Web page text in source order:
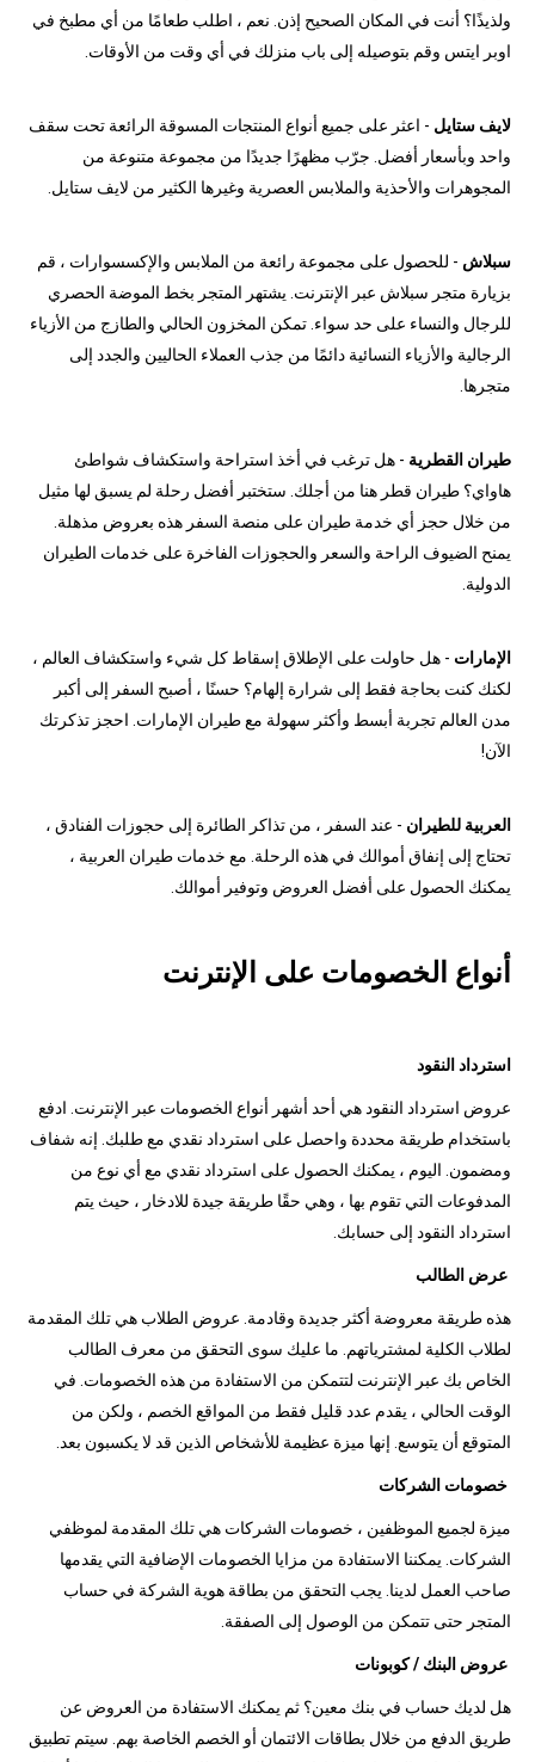
ولذيذًا؟ أنت في المكان الصحيح إذن. نعم ، اطلب طعامًا من أي مطبخ في
اوبر ايتس وقم بتوصيله إلى باب منزلك في أي وقت من الأوقات.
لايف ستايل - اعثر على جميع أنواع المنتجات المسوقة الرائعة تحت سقف
واحد وبأسعار أفضل. جرّب مظهرًا جديدًا من مجموعة متنوعة من
المجوهرات والأحذية والملابس العصرية وغيرها الكثير من لايف ستايل.
سبلاش - للحصول على مجموعة رائعة من الملابس والإكسسوارات ، قم
بزيارة متجر سبلاش عبر الإنترنت. يشتهر المتجر بخط الموضة الحصري
للرجال والنساء على حد سواء. تمكن المخزون الحالي والطازج من الأزياء
الرجالية والأزياء النسائية دائمًا من جذب العملاء الحاليين والجدد إلى
متجرها.
طيران القطرية - هل ترغب في أخذ استراحة واستكشاف شواطئ
هاواي؟ طيران قطر هنا من أجلك. ستختبر أفضل رحلة لم يسبق لها مثيل
من خلال حجز أي خدمة طيران على منصة السفر هذه بعروض مذهلة.
يمنح الضيوف الراحة والسعر والحجوزات الفاخرة على خدمات الطيران
الدولية.
الإمارات - هل حاولت على الإطلاق إسقاط كل شيء واستكشاف العالم ،
لكنك كنت بحاجة فقط إلى شرارة إلهام؟ حسنًا ، أصبح السفر إلى أكبر
مدن العالم تجربة أبسط وأكثر سهولة مع طيران الإمارات. احجز تذكرتك
الآن!
العربية للطيران - عند السفر ، من تذاكر الطائرة إلى حجوزات الفنادق ،
تحتاج إلى إنفاق أموالك في هذه الرحلة. مع خدمات طيران العربية ،
يمكنك الحصول على أفضل العروض وتوفير أموالك.
أنواع الخصومات على الإنترنت
استرداد النقود
عروض استرداد النقود هي أحد أشهر أنواع الخصومات عبر الإنترنت. ادفع
باستخدام طريقة محددة واحصل على استرداد نقدي مع طلبك. إنه شفاف
ومضمون. اليوم ، يمكنك الحصول على استرداد نقدي مع أي نوع من
المدفوعات التي تقوم بها ، وهي حقًا طريقة جيدة للادخار ، حيث يتم
استرداد النقود إلى حسابك.
عرض الطالب
هذه طريقة معروضة أكثر جديدة وقادمة. عروض الطلاب هي تلك المقدمة
لطلاب الكلية لمشترياتهم. ما عليك سوى التحقق من معرف الطالب
الخاص بك عبر الإنترنت لتتمكن من الاستفادة من هذه الخصومات. في
الوقت الحالي ، يقدم عدد قليل فقط من المواقع الخصم ، ولكن من
المتوقع أن يتوسع. إنها ميزة عظيمة للأشخاص الذين قد لا يكسبون بعد.
خصومات الشركات
ميزة لجميع الموظفين ، خصومات الشركات هي تلك المقدمة لموظفي
الشركات. يمكننا الاستفادة من مزايا الخصومات الإضافية التي يقدمها
صاحب العمل لدينا. يجب التحقق من بطاقة هوية الشركة في حساب
المتجر حتى تتمكن من الوصول إلى الصفقة.
عروض البنك / كوبونات
هل لديك حساب في بنك معين؟ ثم يمكنك الاستفادة من العروض عن
طريق الدفع من خلال بطاقات الائتمان أو الخصم الخاصة بهم. سيتم تطبيق